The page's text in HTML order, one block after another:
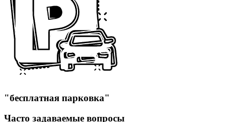
"бесплатная парковка"
Часто задаваемые вопросы